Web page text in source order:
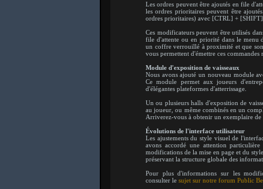
Les ordres peuvent être ajoutés en file
les ordres prioritaires peuvent être
ordres prioritaires) avec [CTRL] +
Ces modificateurs peuvent être utilisés
file d'attente ou en priorité dans le menu
un coffre verrouillé à proximité et que
vous permettent d'émettre ces
Module d'exposition de vaisseaux
Nous avons ajouté un nouveau module
Ce module permet aux joueurs
d'élégantes plateformes d'atterrissage.
Un ou plusieurs halls d'exposition de
au joueur, ou même combinés en un
Arriverez-vous à obtenir un exemplaire de
Évolutions de l'interface utilisateur
Les ajustements du style visuel de
avons accordé une attention
modifications de la mise en page et du
préservant la structure globale des
Pour plus d'informations sur les
consulter le sujet sur notre forum Public